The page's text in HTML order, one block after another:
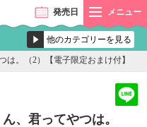
発売日 メニュー
は。（2）【電子限定おまけ付】
、君ってやつは。